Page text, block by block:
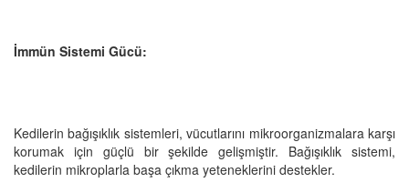
İmmün Sistemi Gücü:
Kedilerin bağışıklık sistemleri, vücutlarını mikroorganizmalara karşı
korumak için güçlü bir şekilde gelişmiştir. Bağışıklık sistemi,
kedilerin mikroplarla başa çıkma yeteneklerini destekler.